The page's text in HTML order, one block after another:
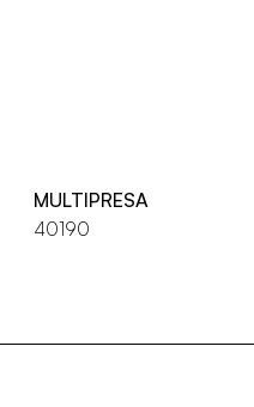
MULTIPRESA
40190